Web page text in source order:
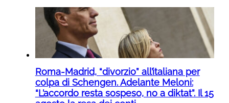
Roma-Madrid, “divorzio” all’italiana per
colpa di Schengen. Adelante Meloni:
“L’accordo resta sospeso, no a diktat”. Il 15